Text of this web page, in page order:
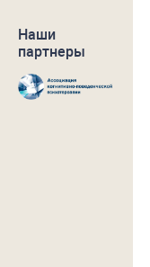
Наши
партнеры